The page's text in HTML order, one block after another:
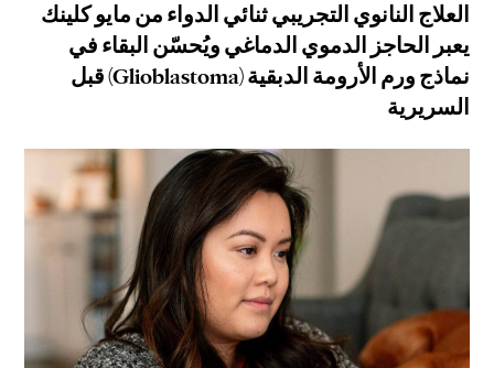
العلاج النانوي التجريبي ثنائي الدواء من مايو كلينك
يعبر الحاجز الدموي الدماغي ويُحسّن البقاء في
نماذج ورم الأرومة الدبقية (Glioblastoma) قبل
السريرية